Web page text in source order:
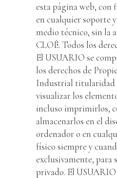
esta página web, con
en cualquier soporte
medio técnico, sin la
CLOÊ. Todos los
El USUARIO se
los derechos de
Industrial titularidad
visualizar los
incluso imprimirlos,
almacenarlos en el
ordenador o en
físico siempre y
exclusivamente, para
privado. El